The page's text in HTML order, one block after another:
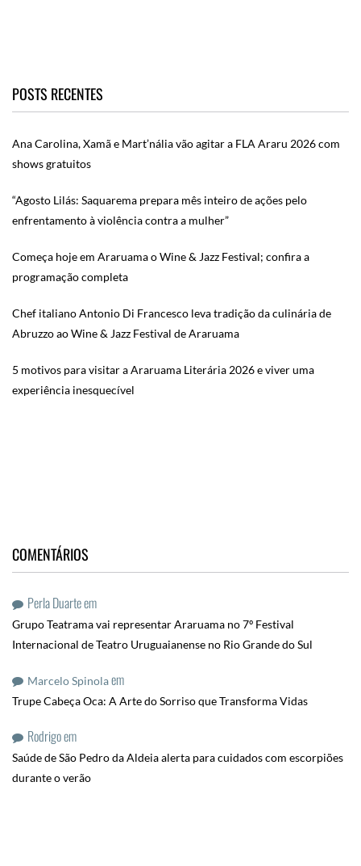
POSTS RECENTES
Ana Carolina, Xamã e Mart’nália vão agitar a FLA Araru 2026 com
shows gratuitos
“Agosto Lilás: Saquarema prepara mês inteiro de ações pelo
enfrentamento à violência contra a mulher”
Começa hoje em Araruama o Wine & Jazz Festival; confira a
programação completa
Chef italiano Antonio Di Francesco leva tradição da culinária de
Abruzzo ao Wine & Jazz Festival de Araruama
5 motivos para visitar a Araruama Literária 2026 e viver uma
experiência inesquecível
COMENTÁRIOS
Perla Duarteem
Grupo Teatrama vai representar Araruama no 7º Festival
Internacional de Teatro Uruguaianense no Rio Grande do Sul
Marcelo Spinolaem
Trupe Cabeça Oca: A Arte do Sorriso que Transforma Vidas
Rodrigoem
Saúde de São Pedro da Aldeia alerta para cuidados com escorpiões
durante o verão